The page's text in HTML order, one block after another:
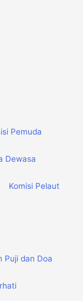
Pemuda
Dewasa
Komisi Pelaut
Puji dan Doa